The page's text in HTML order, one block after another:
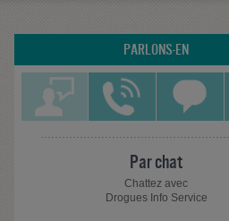
PARLONS-EN
Par chat
Chattez avec
Drogues Info Service